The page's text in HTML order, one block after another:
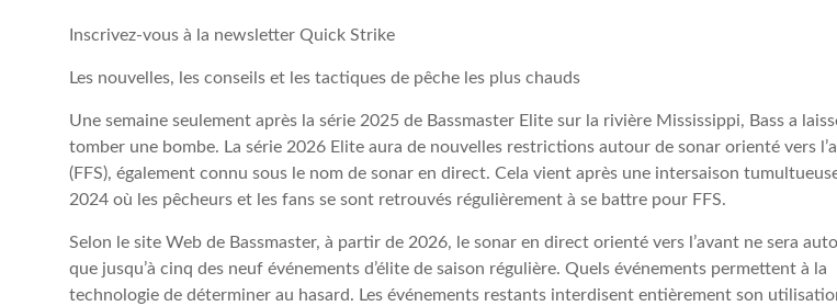
Inscrivez-vous à la newsletter Quick Strike
Les nouvelles, les conseils et les tactiques de pêche les plus chauds
Une semaine seulement après la série 2025 de Bassmaster Elite sur la rivière Mississippi, Bass a
tomber une bombe. La série 2026 Elite aura de nouvelles restrictions autour de sonar orienté vers
(FFS), également connu sous le nom de sonar en direct. Cela vient après une intersaison
2024 où les pêcheurs et les fans se sont retrouvés régulièrement à se battre pour FFS.
Selon le site Web de Bassmaster, à partir de 2026, le sonar en direct orienté vers l’avant ne sera
que jusqu’à cinq des neuf événements d’élite de saison régulière. Quels événements permettent à la
technologie de déterminer au hasard. Les événements restants interdisent entièrement son